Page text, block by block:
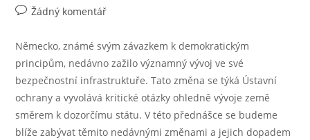
Žádný komentář
Německo, známé svým závazkem k demokratickým
principům, nedávno zažilo významný vývoj ve své
bezpečnostní infrastruktuře. Tato změna se týká Ústavní
ochrany a vyvolává kritické otázky ohledně vývoje země
směrem k dozorčímu státu. V této přednášce se budeme
blíže zabývat těmito nedávnými změnami a jejich dopadem